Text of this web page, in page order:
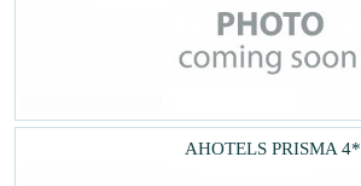
AHOTELS PRISMA 4*